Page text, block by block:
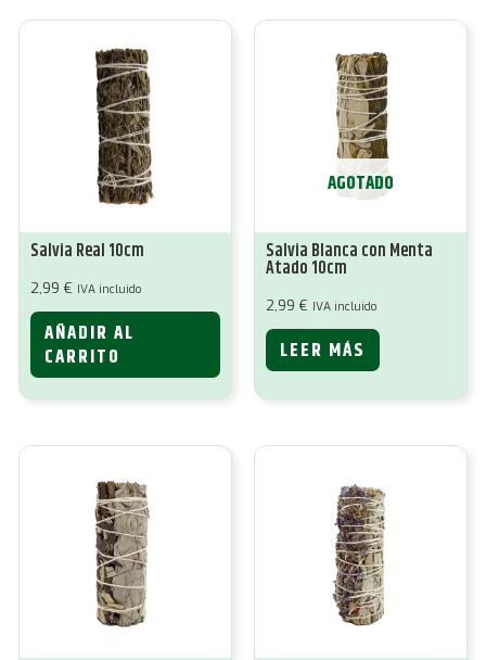
Salvia Real 10cm
2,99 € IVA incluido
AÑADIR AL
CARRITO
AGOTADO
Salvia Blanca con Menta
Atado 10cm
2,99 € IVA incluido
LEER MÁS